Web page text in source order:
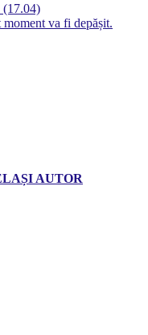
(17.04)
va fi depășit.
AUTOR